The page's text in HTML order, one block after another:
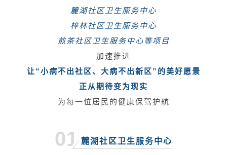
麓湖社区卫生服务中心
梓林社区卫生服务中心
煎茶社区卫生服务中心等项目
加速推进
让“小病不出社区、大病不出新区”的美好愿景
正从期待变为现实
为每一位居民的健康保驾护航
01 麓湖社区卫生服务中心